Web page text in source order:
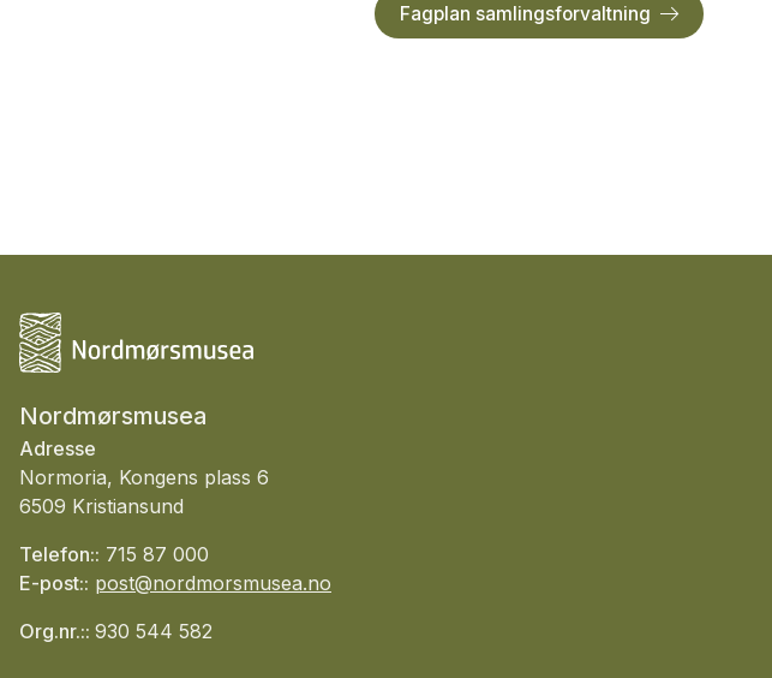
Fagplan samlingsforvaltning
Nordmørsmusea
Adresse
Normoria, Kongens plass 6
6509 Kristiansund
Telefon:: 715 87 000
E-post:: post@nordmorsmusea.no
Org.nr.:: 930 544 582